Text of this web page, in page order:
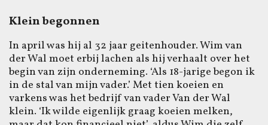
Klein begonnen
In april was hij al 32 jaar geitenhouder. Wim van
der Wal moet erbij lachen als hij verhaalt over het
begin van zijn onderneming. ‘Als 18-jarige begon ik
in de stal van mijn vader.’ Met tien koeien en
varkens was het bedrijf van vader Van der Wal
klein. ‘Ik wilde eigenlijk graag koeien melken,